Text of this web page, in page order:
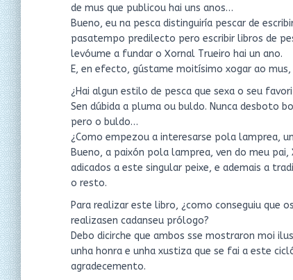
de mus que publicou hai uns anos…
Bueno, eu na pesca distinguiría pescar de
pasatempo predilecto pero escribir libros de
levóume a fundar o Xornal Trueiro hai un ano.
E, en efecto, gústame moitísimo xogar ao
¿Hai algun estilo de pesca que sexa o seu
Sen dúbida a pluma ou buldo. Nunca desboto
pero o buldo…
¿Como empezou a interesarse pola lamprea,
Bueno, a paixón pola lamprea, ven do meu pai,
adicados a este singular peixe, e ademais a
o resto.
Para realizar este libro, ¿como conseguiu que
realizasen cadanseu prólogo?
Debo dicirche que ambos sse mostraron moi
unha honra e unha xustiza que se fai a este
agradecemento.